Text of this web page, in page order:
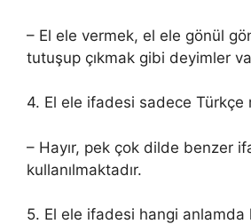
– El ele vermek, el ele gönül
tutuşup çıkmak gibi deyimler
4. El ele ifadesi sadece Türkçe
– Hayır, pek çok dilde benzer
kullanılmaktadır.
5. El ele ifadesi hangi anlamda